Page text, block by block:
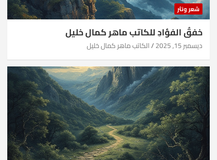
شعر ونثر
خفقُ الفؤادِ للكاتب ماهر كمال خليل
ديسمبر 15, 2025 الكاتب ماهر كمال خليل